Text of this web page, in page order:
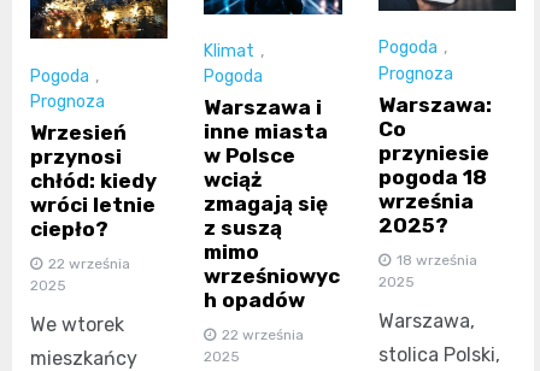
Pogoda ,
Prognoza
Wrzesień
przynosi
chłód: kiedy
wróci letnie
ciepło?
22 września
2025
We wtorek
mieszkańcy
Klimat ,
Pogoda
Warszawa i
inne miasta
w Polsce
wciąż
zmagają się
z suszą
mimo
wrześniowyc
h opadów
22 września
2025
Pogoda ,
Prognoza
Warszawa:
Co
przyniesie
pogoda 18
września
2025?
18 września
2025
Warszawa,
stolica Polski,